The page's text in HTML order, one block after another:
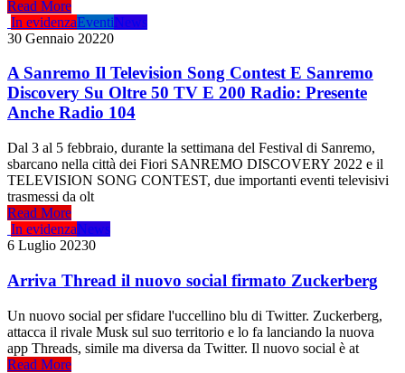
Read More
In evidenzaEventiNews
30 Gennaio 20220
A Sanremo Il Television Song Contest E Sanremo
Discovery Su Oltre 50 TV E 200 Radio: Presente
Anche Radio 104
Dal 3 al 5 febbraio, durante la settimana del Festival di Sanremo,
sbarcano nella città dei Fiori SANREMO DISCOVERY 2022 e il
TELEVISION SONG CONTEST, due importanti eventi televisivi
trasmessi da olt
Read More
In evidenzaNews
6 Luglio 20230
Arriva Thread il nuovo social firmato Zuckerberg
Un nuovo social per sfidare l'uccellino blu di Twitter. Zuckerberg,
attacca il rivale Musk sul suo territorio e lo fa lanciando la nuova
app Threads, simile ma diversa da Twitter. Il nuovo social è at
Read More